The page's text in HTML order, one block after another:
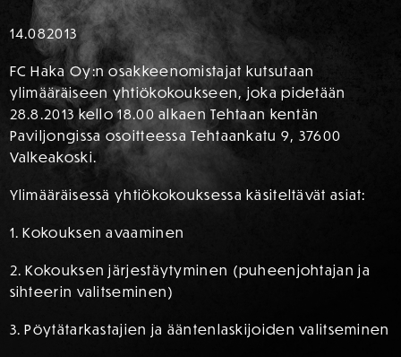
14.082013
FC Haka Oy:n osakkeenomistajat kutsutaan
ylimääräiseen yhtiökokoukseen, joka pidetään
28.8.2013 kello 18.00 alkaen Tehtaan kentän
Paviljongissa osoitteessa Tehtaankatu 9, 37600
Valkeakoski.
Ylimääräisessä yhtiökokouksessa käsiteltävät asiat:
1. Kokouksen avaaminen
2. Kokouksen järjestäytyminen (puheenjohtajan ja
sihteerin valitseminen)
3. Pöytätarkastajien ja ääntenlaskijoiden valitseminen